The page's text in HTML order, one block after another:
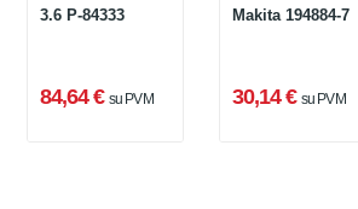
3.6 P-84333
84,64 € su PVM
Makita 194884-7
30,14 € su PVM